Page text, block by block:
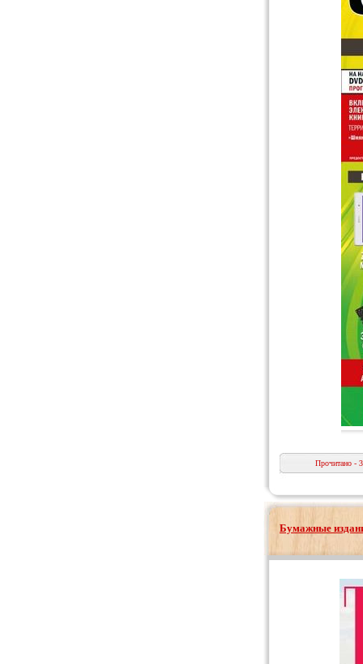
Прочитано -
Бумажные